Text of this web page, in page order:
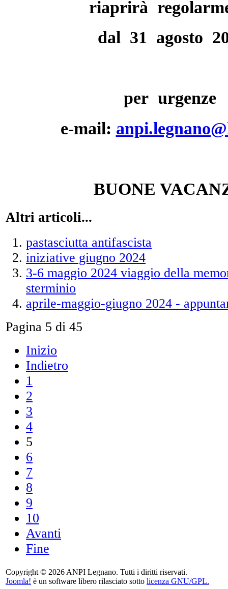
riaprirà
dal 31 agosto
per urgenze
e-mail:
BUONE
Altri articoli...
pastasciutta antifascista
iniziative giugno 2024
3-6 maggio 2024 viaggio della
sterminio
aprile-maggio-giugno 2024 -
Pagina 5 di 45
Inizio
Indietro
1
2
3
4
5
6
7
8
9
10
Avanti
Fine
Copyright © 2026 ANPI Legnano. Tutti i diritti riservati.
Joomla! è un software libero rilasciato sotto licenza GNU/GPL.